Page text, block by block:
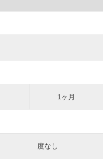
1ヶ月
度なし